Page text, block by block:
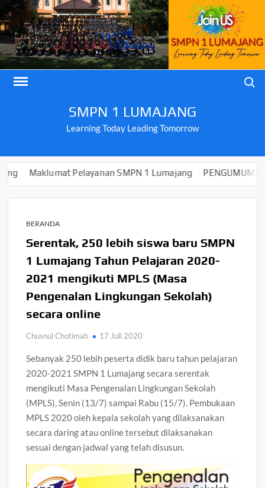
Skip
to
content
SMPN 1 LUMAJANG
Learning Today Leading Tomorrow
SMPN 1 Lumajang PENGUMUMAN KELULUSAN
BERANDA
Serentak, 250 lebih siswa baru SMPN
1 Lumajang Tahun Pelajaran 2020-
2021 mengikuti MPLS (Masa
Pengenalan Lingkungan Sekolah)
secara online
Chusnul Chotimah 17 Juli 2020
Sebanyak 250 lebih peserta didik baru tahun pelajaran
2020-2021 SMPN 1 Lumajang secara serentak
mengikuti Masa Pengenalan Lingkungan Sekolah
(MPLS), Senin (13/7) sampai Rabu (15/7). Pembukaan
MPLS 2020 oleh kepala sekolah yang dilaksanakan
secara daring atau online tersebut dilaksanakan
sesuai dengan jadwal yang telah disusun.